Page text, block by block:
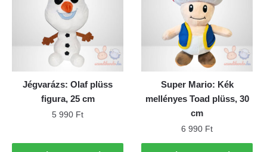
Jégvarázs: Olaf plüss
figura, 25 cm
5 990 Ft
Super Mario: Kék
mellényes Toad plüss, 30
cm
6 990 Ft